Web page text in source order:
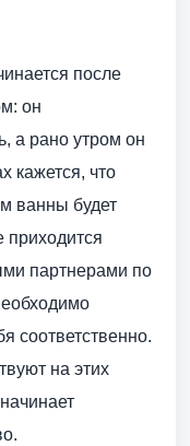
после
он
а рано утром он
кажется, что
ванны будет
партнерами по
соответственно.
на этих